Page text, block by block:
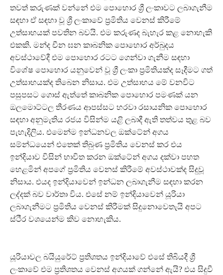
තවත් කරුණක් වන්නේ එම පොහොර ශ්‍රී ලංකාවට ලබාගැනීම
සඳහා ඒ සඳහා වූ ශ්‍රී ලංකාවේ ප්‍රමිතිය වෙනස් කිරීමේ
උත්සාහයක් පවතින බවයි. එම කරුණද බැහැර කළ නොහැකි
එකකි. මන්ද චීන ඝන කාබනික පොහොර අර්බුදය
අවස්ථාවේදී එම පොහොර රටට ගෙන්වා ගැනීම සඳහා
විශේෂ පොහොර යනුවෙන් වූ ශ්‍රී ලංකා ප්‍රමිතියක්ද සෑදීමට ගත්
උත්සාහයක්ද තිබෙන නිසාය. එම උත්සාහය මේ වනවිට
පසුපසට ගොස් ඇත්තේ කාබනික පොහොර පමණක් යන
ඔලමොට්ටල තීරණය ආපස්සට හරවා රසායනික පොහොර
සඳහා අනුමැතිය රජය විසින්ම යළි ලබාදී ඇති තත්වය තුළ බව
පැහැදිලිය. එමෙන්ම ඉන්ධනවල ඔක්ටේන් අගය
සම්න්ධයෙන් එතෙක් තිබුණ ප්‍රමිතිය වෙනස් කර එය
ඉන්දියාව විසින් භාවිත කරන ඔක්ටේන් අගය දක්වා පහත
හෙළමින් අපගේ ප්‍රමිතිය වෙනස් කිරීමේ අවස්ථාවක්ද සිදුවූ
නිසාය. එයද ඉන්දියාවෙන් ඉන්ධන ලබාගැනීම සඳහා කරන
ලද්දක් බව වාර්තා විය. එසේ නම් ඉන්දියාවෙන් යූරියා
ලබාගැනීමට ප්‍රමිතිය වෙනස් කිරීමක් සිදුනොවෙතැයි අපට
ස්ථීර වශයෙන්ම කිව නොහැකිය.
යූරියාවල බයියුරේට් ප්‍රතිශතය ඉන්දියාවේ එසේ තිබියදී ශ්‍රී
ලංකාවේ එම ප්‍රතිශතය වෙනස් අගයක් ගන්නේ ඇයි? එය සිදුවී